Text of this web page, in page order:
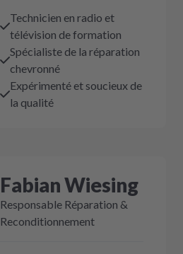
Technicien en radio et
télévision de formation
Spécialiste de la réparation
chevronné
Expérimenté et soucieux de
la qualité
Fabian Wiesing
Responsable Réparation &
Reconditionnement